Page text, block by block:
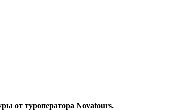
от туроператора Novatours.